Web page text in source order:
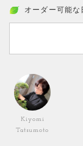
オーダー可能な
Kiyomi
Tatsumoto